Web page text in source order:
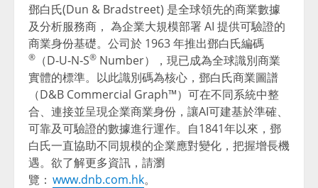
鄧白氏(Dun & Bradstreet) 是全球領先的商業數據
及分析服務商， 為企業大規模部署 AI 提供可驗證的
商業身份基礎。公司於 1963 年推出鄧白氏編碼
® （D‑U‑N‑S® Number），現已成為全球識別商業
實體的標準。以此識別碼為核心，鄧白氏商業圖譜
（D&B Commercial Graph™）可在不同系統中整
合、連接並呈現企業商業身份，讓AI可建基於準確、
可靠及可驗證的數據進行運作。自1841年以來，鄧
白氏一直協助不同規模的企業應對變化，把握增長機
遇。欲了解更多資訊，請瀏
覽： www.dnb.com.hk。